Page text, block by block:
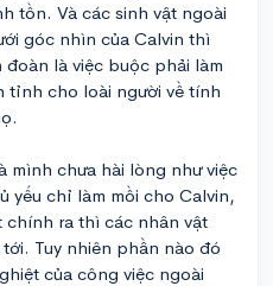
tồn. Và các sinh vật ngoài
góc nhìn của Calvin thì
là việc buộc phải làm
tỉnh cho loài người về tính
mình chưa hài lòng như việc
yếu chỉ làm mồi cho Calvin,
chính ra thì các nhân vật
Tuy nhiên phần nào đó
của công việc ngoài